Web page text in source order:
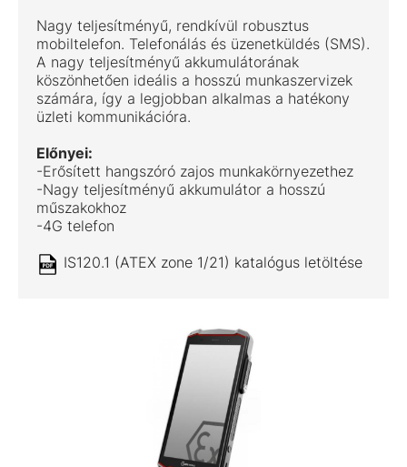
Nagy teljesítményű, rendkívül robusztus
mobiltelefon. Telefonálás és üzenetküldés (SMS).
A nagy teljesítményű akkumulátorának
köszönhetően ideális a hosszú munkaszervizek
számára, így a legjobban alkalmas a hatékony
üzleti kommunikációra.
Előnyei:
-Erősített hangszóró zajos munkakörnyezethez
-Nagy teljesítményű akkumulátor a hosszú
műszakokhoz
-4G telefon
IS120.1 (ATEX zone 1/21) katalógus letöltése